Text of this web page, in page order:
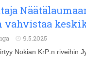
vahvistaa
9.5.2025
Nokian KrP:n riveihin